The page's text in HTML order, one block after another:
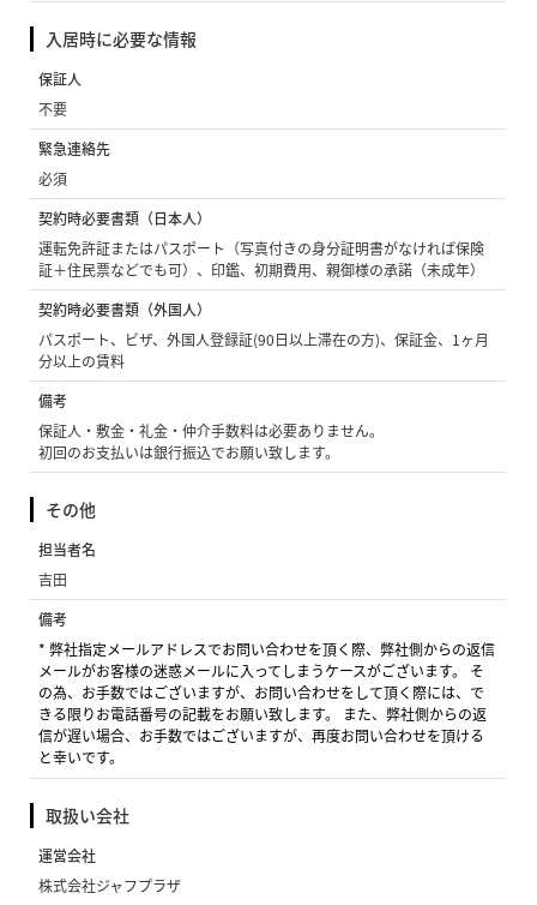
入居時に必要な情報
保証人
不要
緊急連絡先
必須
契約時必要書類（日本人）
運転免許証またはパスポート（写真付きの身分証明書がなければ保険
証＋住民票などでも可）、印鑑、初期費用、親御様の承諾（未成年）
契約時必要書類（外国人）
パスポート、ビザ、外国人登録証(90日以上滞在の方)、保証金、1ヶ月
分以上の賃料
備考
保証人・敷金・礼金・仲介手数料は必要ありません。
初回のお支払いは銀行振込でお願い致します。
その他
担当者名
吉田
備考
* 弊社指定メールアドレスでお問い合わせを頂く際、弊社側からの返信
メールがお客様の迷惑メールに入ってしまうケースがございます。 そ
の為、お手数ではございますが、お問い合わせをして頂く際には、で
きる限りお電話番号の記載をお願い致します。 また、弊社側からの返
信が遅い場合、お手数ではございますが、再度お問い合わせを頂ける
と幸いです。
取扱い会社
運営会社
株式会社ジャフプラザ